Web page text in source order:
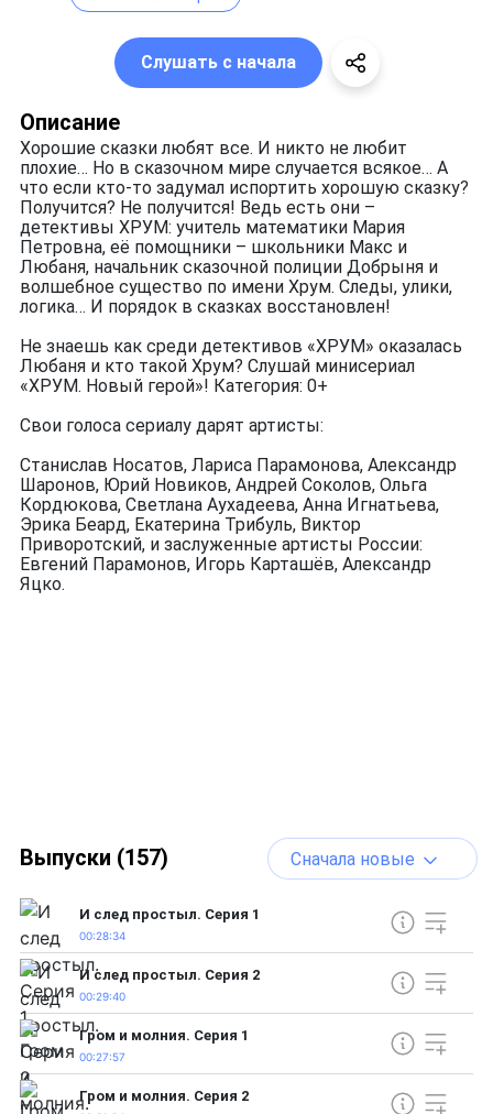
Описание
Хорошие сказки любят все. И никто не любит
плохие… Но в сказочном мире случается всякое… А
что если кто-то задумал испортить хорошую сказку?
Получится? Не получится! Ведь есть они –
детективы ХРУМ: учитель математики Мария
Петровна, её помощники – школьники Макс и
Любаня, начальник сказочной полиции Добрыня и
волшебное существо по имени Хрум. Следы, улики,
логика… И порядок в сказках восстановлен!
Не знаешь как среди детективов «ХРУМ» оказалась
Любаня и кто такой Хрум? Слушай минисериал
«ХРУМ. Новый герой»! Категория: 0+
Свои голоса сериалу дарят артисты:
Станислав Носатов, Лариса Парамонова, Александр
Шаронов, Юрий Новиков, Андрей Соколов, Ольга
Кордюкова, Светлана Аухадеева, Анна Игнатьева,
Эрика Беард, Екатерина Трибуль, Виктор
Приворотский, и заслуженные артисты России:
Евгений Парамонов, Игорь Карташёв, Александр
Яцко.
Слушать с начала
Выпуски (157) Сначала новые
И след простыл. Серия 1
00:28:34
И след простыл. Серия 2
00:29:40
Гром и молния. Серия 1
00:27:57
Гром и молния. Серия 2